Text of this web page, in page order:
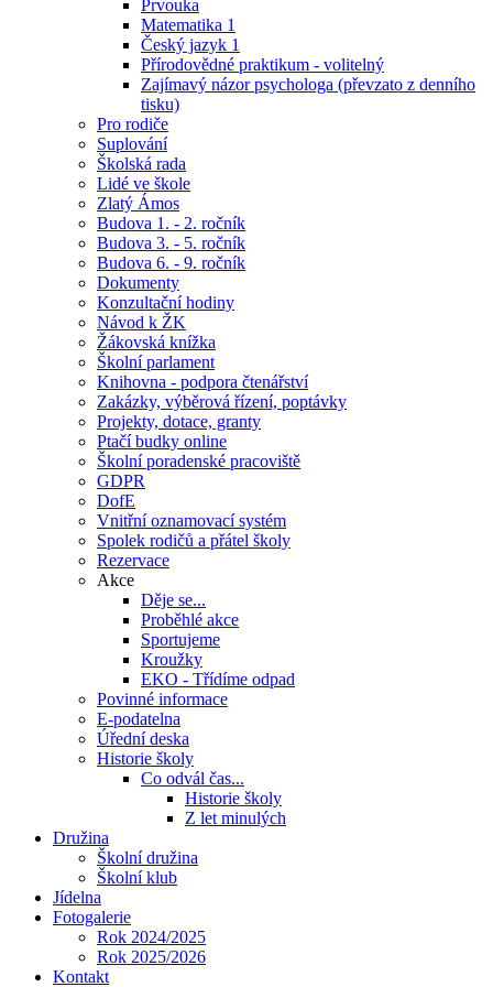
Prvouka
Matematika 1
Český jazyk 1
Přírodovědné praktikum - volitelný
Zajímavý názor psychologa (převzato z denního
tisku)
Pro rodiče
Suplování
Školská rada
Lidé ve škole
Zlatý Ámos
Budova 1. - 2. ročník
Budova 3. - 5. ročník
Budova 6. - 9. ročník
Dokumenty
Konzultační hodiny
Návod k ŽK
Žákovská knížka
Školní parlament
Knihovna - podpora čtenářství
Zakázky, výběrová řízení, poptávky
Projekty, dotace, granty
Ptačí budky online
Školní poradenské pracoviště
GDPR
DofE
Vnitřní oznamovací systém
Spolek rodičů a přátel školy
Rezervace
Akce
Děje se...
Proběhlé akce
Sportujeme
Kroužky
EKO - Třídíme odpad
Povinné informace
E-podatelna
Úřední deska
Historie školy
Co odvál čas...
Historie školy
Z let minulých
Družina
Školní družina
Školní klub
Jídelna
Fotogalerie
Rok 2024/2025
Rok 2025/2026
Kontakt